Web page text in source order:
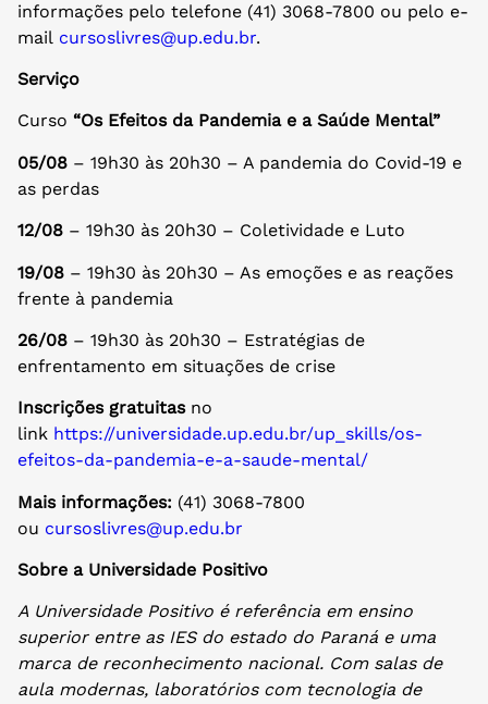
informações pelo telefone (41) 3068-7800 ou pelo e-
mail cursoslivres@up.edu.br.
Serviço
Curso “Os Efeitos da Pandemia e a Saúde Mental”
05/08 – 19h30 às 20h30 – A pandemia do Covid-19 e
as perdas
12/08 – 19h30 às 20h30 – Coletividade e Luto
19/08 – 19h30 às 20h30 – As emoções e as reações
frente à pandemia
26/08 – 19h30 às 20h30 – Estratégias de
enfrentamento em situações de crise
Inscrições gratuitasno
link https://universidade.up.edu.br/up_skills/os-
efeitos-da-pandemia-e-a-saude-mental/
Mais informações: (41) 3068-7800
ou cursoslivres@up.edu.br
Sobre a Universidade Positivo
A Universidade Positivo é referência em ensino
superior entre as IES do estado do Paraná e uma
marca de reconhecimento nacional. Com salas de
aula modernas, laboratórios com tecnologia de